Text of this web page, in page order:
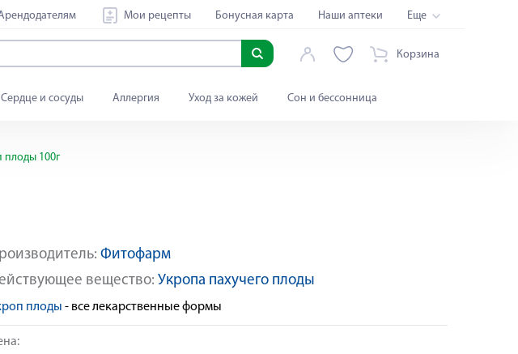
Мои рецепты Бонусная карта Наши аптеки Еще
Корзина
Сердце и сосуды Аллергия Уход за кожей Сон и бессонница
плоды 100г
Фитофарм
вещество: Укропа пахучего плоды
плоды - все лекарственные формы